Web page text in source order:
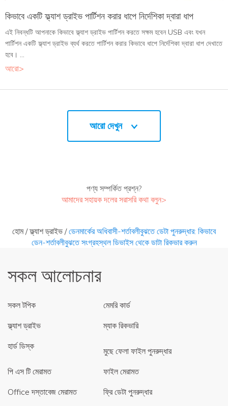
কিভাবে একটি ফ্ল্যাশ ড্রাইভ পার্টিশন করার ধাপে নির্দেশিকা দ্বারা ধাপ
এই নিবন্ধটি আপনাকে কিভাবে ফ্ল্যাশ ড্রাইভ পার্টিশন করতে সক্ষম হবেন USB এবং যখন
পার্টিশন একটি ফ্ল্যাশ ড্রাইভ ব্যর্থ করতে পার্টিশন করার কিভাবে ধাপে নির্দেশিকা দ্বারা ধাপ দেখাতে
হবে। ...
আরো>
আরো দেখুন
পণ্য সম্পর্কিত প্রশ্ন?
আমাদের সহায়ক দলের সরাসরি কথা বলুন>
হোম/ফ্ল্যাশ ড্রাইভ /ডেনমার্কের অধিবাসী-শর্তাবলীবুঝতে ডেটা পুনরুদ্ধার: কিভাবে
ডেন-শর্তাবলীবুঝতে সংগ্রহস্থল ডিভাইস থেকে ডাটা রিকভার করুন
সকল আলোচনার
সকল টপিক
মেমরি কার্ড
ফ্ল্যাশ ড্রাইভ
ম্যাক রিকভারি
হার্ড ডিস্ক
মুছে ফেলা ফাইল পুনরুদ্ধার
পি এস টি মেরামত
ফাইল মেরামত
Office দস্তাবেজ মেরামত
ফ্রি ডেটা পুনরুদ্ধার